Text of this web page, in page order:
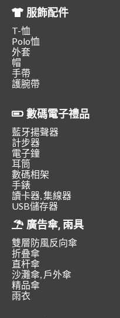
服飾配件
T-恤
Polo恤
外套
帽
手帶
護腕帶
數碼電子禮品
藍牙揚聲器
計步器
電子鐘
耳筒
數碼相架
手錶
讀卡器, 集線器
USB儲存器
廣告傘, 雨具
雙層防風反向傘
折叠傘
直杆傘
沙灘傘, 戶外傘
精品傘
雨衣